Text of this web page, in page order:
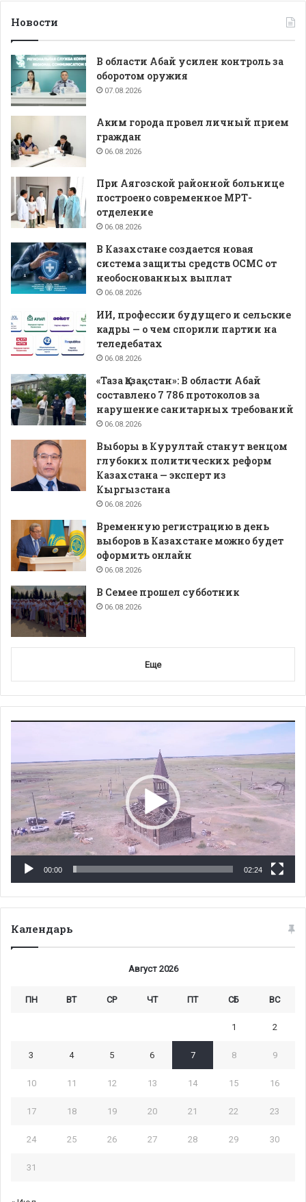
Новости
В области Абай усилен контроль за
оборотом оружия
07.08.2026
Аким города провел личный прием
граждан
06.08.2026
При Аягозской районной больнице
построено современное МРТ-
отделение
06.08.2026
В Казахстане создается новая
система защиты средств ОСМС от
необоснованных выплат
06.08.2026
ИИ, профессии будущего и сельские
кадры — о чем спорили партии на
теледебатах
06.08.2026
«Таза Қазақстан»: В области Абай
составлено 7 786 протоколов за
нарушение санитарных требований
06.08.2026
Выборы в Курултай станут венцом
глубоких политических реформ
Казахстана — эксперт из
Кыргызстана
06.08.2026
Временную регистрацию в день
выборов в Казахстане можно будет
оформить онлайн
06.08.2026
В Семее прошел субботник
06.08.2026
Еще
00:00 02:24
Календарь
Август 2026
ПН ВТ СР ЧТ ПТ СБ ВС
1 2
3 4 5 6 7 8 9
10 11 12 13 14 15 16
17 18 19 20 21 22 23
24 25 26 27 28 29 30
31